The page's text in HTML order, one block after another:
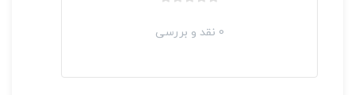
25 ساعت 0 نقد و بررسی